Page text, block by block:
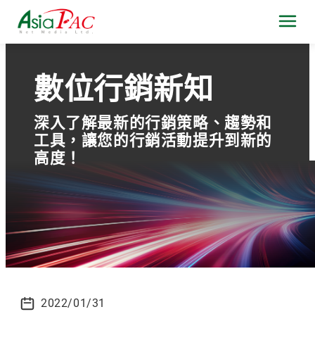
數位行銷新知
深入了解最新的行銷策略、趨勢和
工具，讓您的行銷活動提升到新的
高度！
2022/01/31